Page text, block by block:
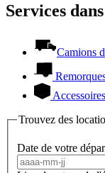
Services
Camions
Trouvez des
Date de votre